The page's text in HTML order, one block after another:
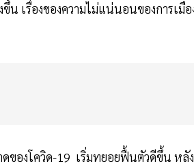
น เรื่องของความไม่แน่นอนของการเมือ
ดของโควิด-19 เริ่มทยอยฟื้นตัวดีขึ้น หลัง